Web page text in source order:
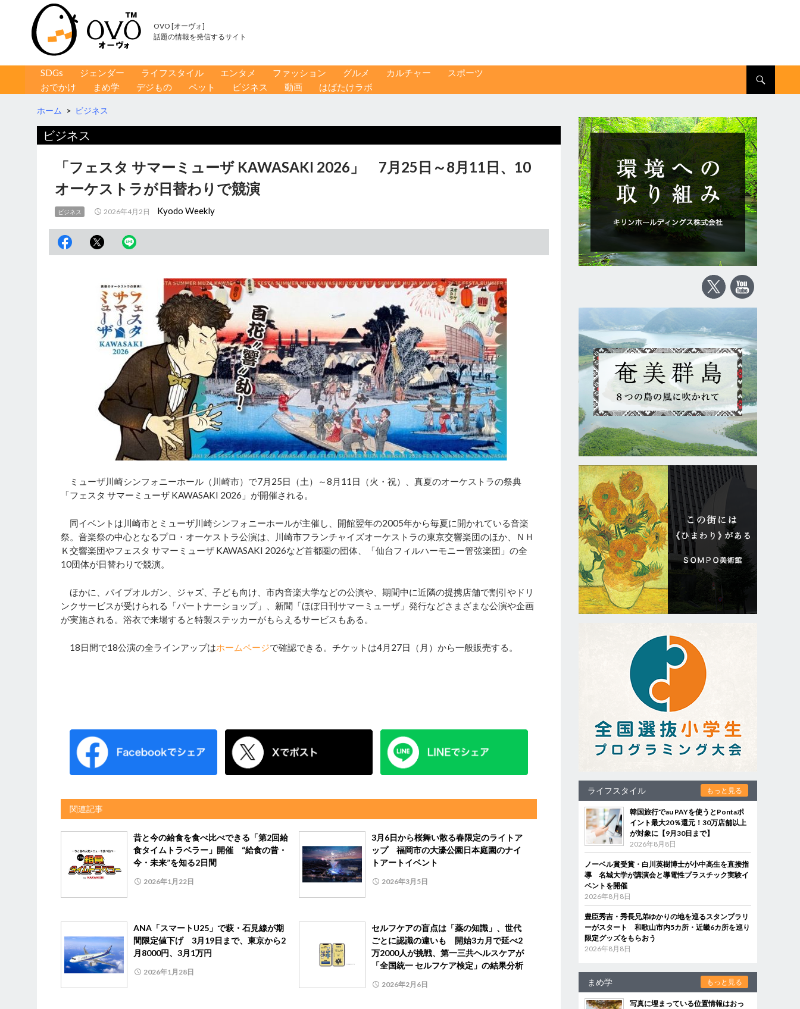
OVO [オーヴォ]
話題の情報を発信するサイト
コンテンツへ移動
SDGs ジェンダー ライフスタイル エンタメ ファッション グルメ カルチャー
スポーツ
おでかけ
まめ学 デジもの ペット ビジネス 動画 はばたけラボ
ホーム > ビジネス
ビジネス
「フェスタ サマーミューザ KAWASAKI 2026」 7月25日～8月11日、10
オーケストラが日替わりで競演
ビジネス 2026年4月2日 Kyodo Weekly
ミューザ川崎シンフォニーホール（川崎市）で7月25日（土）～8月11日（火・祝）、真夏のオーケストラの祭典
「フェスタ サマーミューザ KAWASAKI 2026」が開催される。
同イベントは川崎市とミューザ川崎シンフォニーホールが主催し、開館翌年の2005年から毎夏に開かれている音楽
祭。音楽祭の中心となるプロ・オーケストラ公演は、川崎市フランチャイズオーケストラの東京交響楽団のほか、ＮＨ
Ｋ交響楽団やフェスタ サマーミューザ KAWASAKI 2026など首都圏の団体、「仙台フィルハーモニー管弦楽団」の全
10団体が日替わりで競演。
ほかに、パイプオルガン、ジャズ、子ども向け、市内音楽大学などの公演や、期間中に近隣の提携店舗で割引やドリ
ンクサービスが受けられる「パートナーショップ」、新聞「ほぼ日刊サマーミューザ」発行などさまざまな公演や企画
が実施される。浴衣で来場すると特製ステッカーがもらえるサービスもある。
18日間で18公演の全ラインアップはホームページで確認できる。チケットは4月27日（月）から一般販売する。
関連記事
昔と今の給食を食べ比べできる「第2回給
食タイムトラベラー」開催 “給食の昔・
今・未来”を知る2日間
2026年1月22日
3月6日から桜舞い散る春限定のライトア
ップ 福岡市の大濠公園日本庭園のナイ
トアートイベント
2026年3月5日
ANA「スマートU25」で萩・石見線が期
間限定値下げ 3月19日まで、東京から2
月8000円、3月1万円
2026年1月28日
セルフケアの盲点は「薬の知識」、世代
ごとに認識の違いも 開始3カ月で延べ2
万2000人が挑戦、第一三共ヘルスケアが
「全国統一 セルフケア検定」の結果分析
2026年2月6日
ライフスタイル もっと見る
韓国旅行でau PAYを使うとPontaポ
イント最大20％還元！30万店舗以上
が対象に【9月30日まで】
2026年8月8日
ノーベル賞受賞・白川英樹博士が小中高生を直接指
導 名城大学が講演会と導電性プラスチック実験イ
ベントを開催
2026年8月8日
豊臣秀吉・秀長兄弟ゆかりの地を巡るスタンプラリ
ーがスタート 和歌山市内5カ所・近畿6カ所を巡り
限定グッズをもらおう
2026年8月8日
まめ学 もっと見る
写真に埋まっている位置情報はおっ